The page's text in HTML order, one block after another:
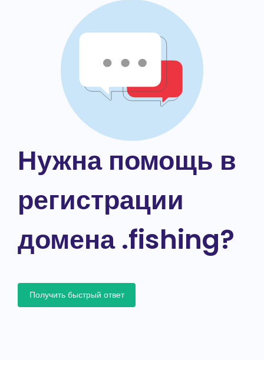
Нужна помощь в
регистрации
домена .fishing?
Получить быстрый ответ